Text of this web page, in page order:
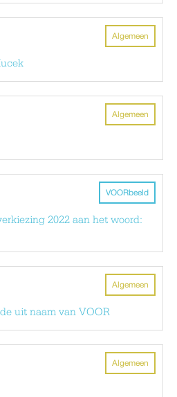
Algemeen
Algemeen
VOORbeeld
2022 aan het woord:
Algemeen
uit naam van VOOR
Algemeen